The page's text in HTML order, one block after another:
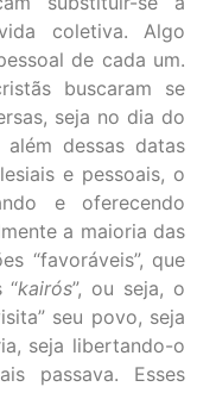
coletiva. Algo
de cada um.
buscaram se
seja no dia do
dessas datas
e pessoais, o
e oferecendo
a maioria das
“favoráveis”, que
“kairós”, ou seja, o
seu povo, seja
seja libertando-o
passava. Esses